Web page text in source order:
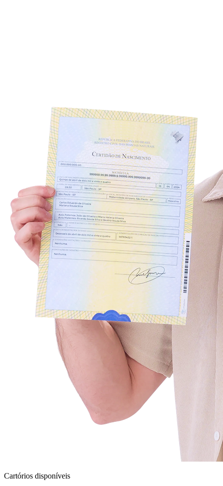
Cartórios disponíveis